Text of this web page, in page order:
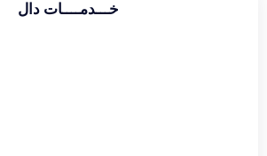
خـــدمــــات دال